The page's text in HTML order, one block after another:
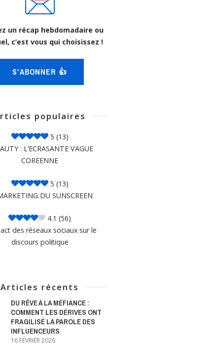
un récap hebdomadaire ou
c’est vous qui choisissez !
S'ABONNER 👍
populaires
5 (13)
: L’ECRASANTE VAGUE
COREENNE
5 (13)
DU SUNSCREEN
4.1 (56)
des réseaux sociaux sur le
discours politique
Articles récents
DU RÊVE À LA MÉFIANCE :
COMMENT LES DÉRIVES ONT
FRAGILISÉ LA PAROLE DES
INFLUENCEURS
16 FÉVRIER 2026